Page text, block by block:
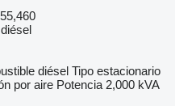
diésel Tipo estacionario
por aire Potencia 2,000 kVA